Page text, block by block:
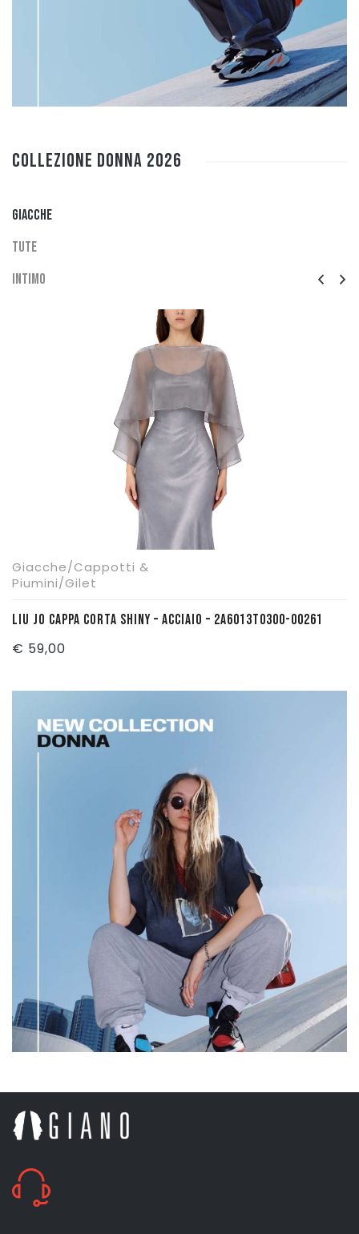
Collezione DONNA 2026
Giacche
Tute
Intimo
Giacche/Cappotti &
Piumini/Gilet
LIU JO CAPPA CORTA SHINY – ACCIAIO – 2A6013T0300-00261
€ 59,00